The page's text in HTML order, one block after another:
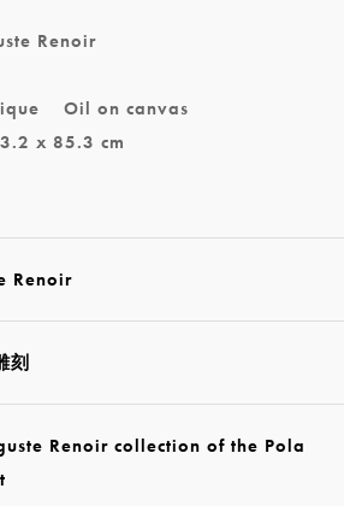
Renoir
Oil on canvas
x 85.3 cm
Renoir
刻
Renoir collection of the Pola